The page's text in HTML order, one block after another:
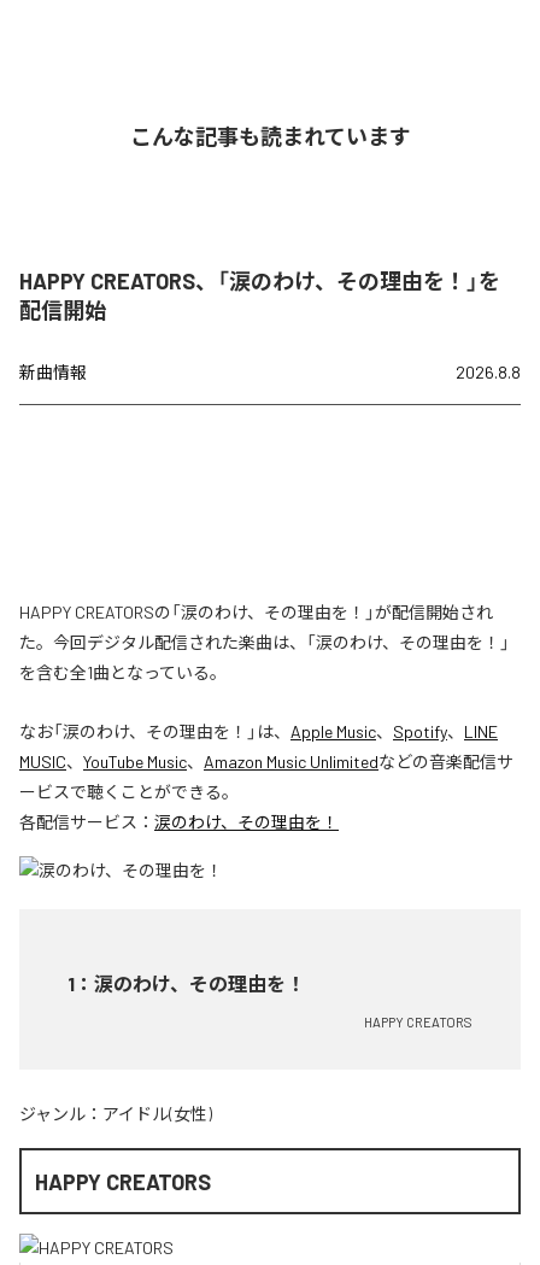
こんな記事も読まれています
HAPPY CREATORS、「涙のわけ、その理由を！」を
配信開始
新曲情報 2026.8.8
HAPPY CREATORSの「涙のわけ、その理由を！」が配信開始され
た。今回デジタル配信された楽曲は、「涙のわけ、その理由を！」
を含む全1曲となっている。
なお「涙のわけ、その理由を！ 」は、 Apple Music、 Spotify、 LINE
MUSIC、 YouTube Music、 Amazon Music Unlimitedなどの音楽配信サ
ービスで聴くことができる。
各配信サービス： 涙のわけ、その理由を！
1 ： 涙のわけ、その理由を！
HAPPY CREATORS
ジャンル： アイドル(女性)
HAPPY CREATORS